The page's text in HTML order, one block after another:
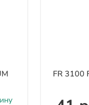
FR 3100